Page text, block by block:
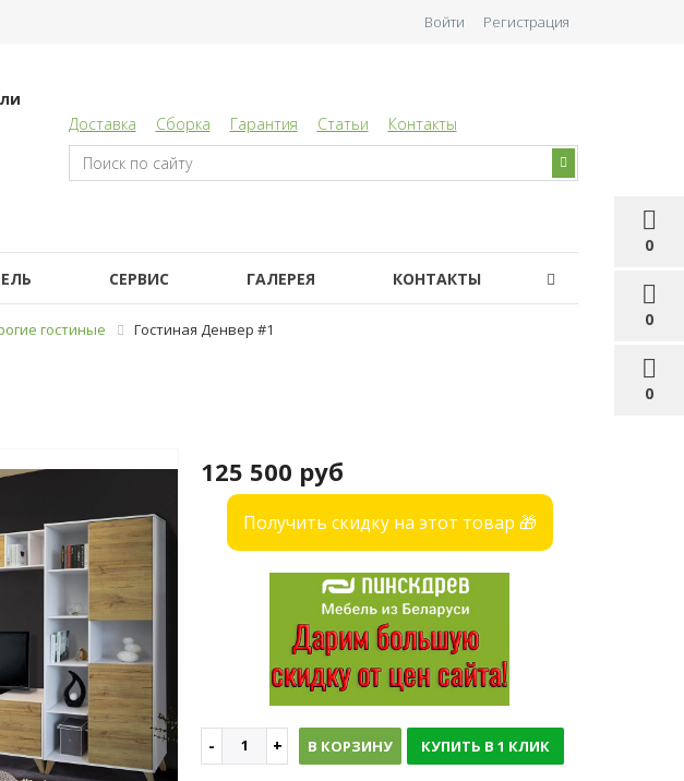
0
0
0
Войти Регистрация
Доставка Сборка Гарантия Статьи Контакты
СЕРВИС ГАЛЕРЕЯ КОНТАКТЫ
гостиные Гостиная Денвер #1
125 500 руб
Получить скидку на этот товар 🎁
В КОРЗИНУ КУПИТЬ В 1 КЛИК